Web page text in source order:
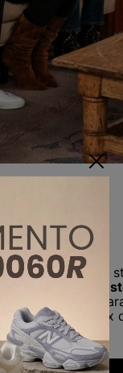
na HBO Max ,
em junho
de reais)
Netflix